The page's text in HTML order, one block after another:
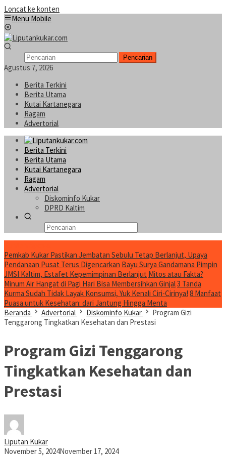
Loncat ke konten
Menu Mobile
Pencarian
Agustus 7, 2026
Berita Terkini
Berita Utama
Kutai Kartanegara
Ragam
Advertorial
Berita Terkini
Berita Utama
Kutai Kartanegara
Ragam
Advertorial
Diskominfo Kukar
DPRD Kaltim
Pemkab Kukar Pastikan Jembatan Sebulu Tetap Berlanjut, Upaya
Pendanaan Pusat Terus Digencarkan Bayu Surya Gandamana Pimpin
JMSI Kaltim, Estafet Kepemimpinan Berlanjut Mitos atau Fakta?
Minum Air Hangat di Pagi Hari Bisa Membersihkan Ginjal3 Tanda
Kurma Sudah Tidak Layak Konsumsi, Yuk Kenali Ciri-Cirinya! 8 Manfaat
Puasa untuk Kesehatan: dari Jantung Hingga Menta
Beranda
Advertorial Diskominfo Kukar
Program Gizi
Tenggarong Tingkatkan Kesehatan dan Prestasi
Program Gizi Tenggarong
Tingkatkan Kesehatan dan
Prestasi
Liputan Kukar
November 5, 2024November 17, 2024